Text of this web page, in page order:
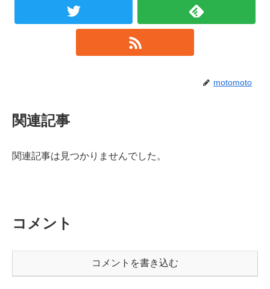
motomoto
関連記事
関連記事は見つかりませんでした。
コメント
コメントを書き込む